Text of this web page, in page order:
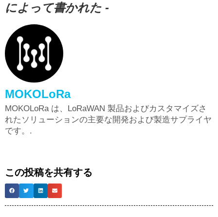
によって書かれた -
MOKOLoRa
MOKOLoRa は、LoRaWAN 製品およびカスタマイズさ
れたソリューションの主要な開発および製造サプライヤ
です。.
この投稿を共有する